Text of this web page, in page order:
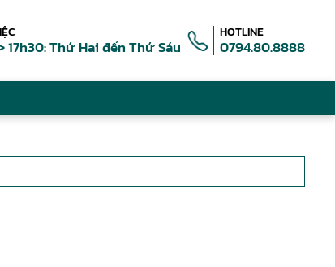
Thứ Hai đến Thứ Sáu
HOTLINE
0794.80.8888